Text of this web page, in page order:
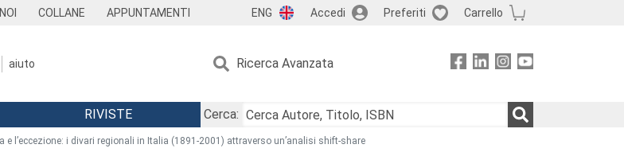
COLLANE APPUNTAMENTI ENG Accedi Preferiti Carrello
aiuto Ricerca Avanzata
RIVISTE
Cerca:
e l’eccezione: i divari regionali in Italia (1891-2001) attraverso un’analisi shift-share